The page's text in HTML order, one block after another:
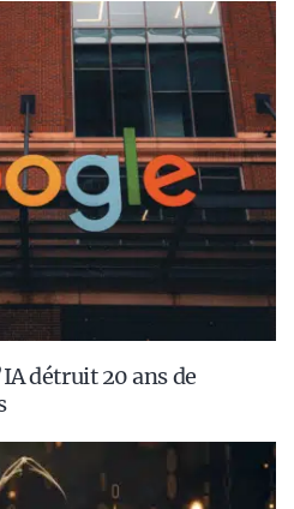
détruit 20 ans de